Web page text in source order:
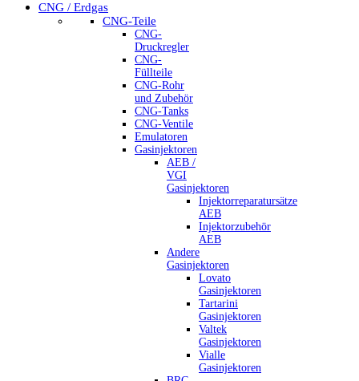
CNG / Erdgas
CNG-Teile
CNG-
Druckregler
CNG-
Füllteile
CNG-Rohr
und Zubehör
CNG-Tanks
CNG-Ventile
Emulatoren
Gasinjektoren
AEB /
VGI
Gasinjektoren
Injektorreparatursätze
AEB
Injektorzubehör
AEB
Andere
Gasinjektoren
Lovato
Gasinjektoren
Tartarini
Gasinjektoren
Valtek
Gasinjektoren
Vialle
Gasinjektoren